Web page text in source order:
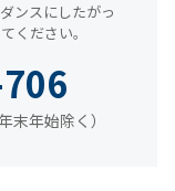
年始除く）
ンスにしたがっ
ください。